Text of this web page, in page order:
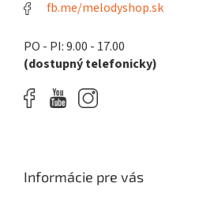
fb.me/melodyshop.sk
PO - PI: 9.00 - 17.00
(dostupný telefonicky)
Informácie pre vás